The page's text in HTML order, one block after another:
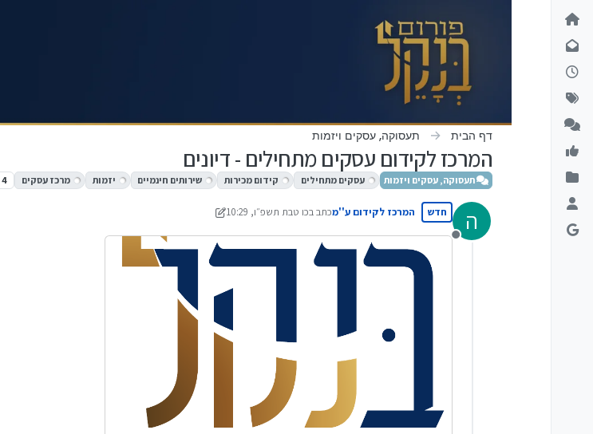
דילוג לתוכן
דף הבית תעסוקה, עסקים ויזמות
המרכז לקידום עסקים מתחילים - דיונים
תעסוקה, עסקים ויזמות עסקים מתחילים קידום מכירות שירותים חינמיים יזמות מרכז עסקים 4
ה
מנותק
חדש המרכז לקידום ע''מכתב בכו טבת תשפ״ו, 10:29
נערך לאחרונה על ידי מונטיפיורי